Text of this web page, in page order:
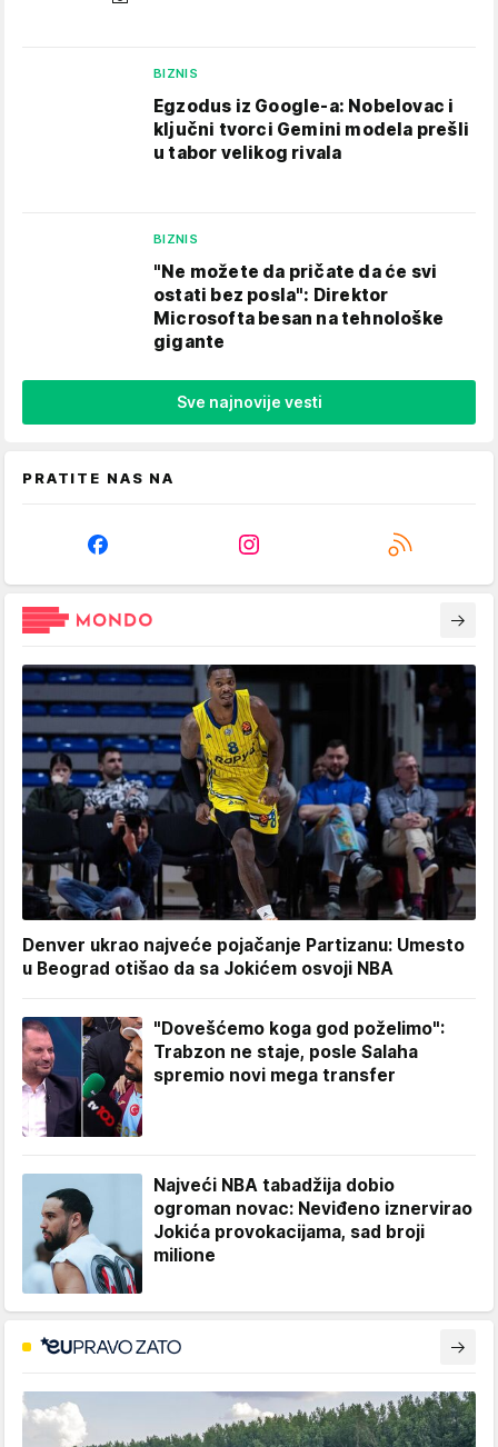
BIZNIS
Egzodus iz Google-a: Nobelovac i
ključni tvorci Gemini modela prešli
u tabor velikog rivala
BIZNIS
"Ne možete da pričate da će svi
ostati bez posla": Direktor
Microsofta besan na tehnološke
gigante
Sve najnovije vesti
PRATITE NAS NA
Denver ukrao najveće pojačanje Partizanu: Umesto
u Beograd otišao da sa Jokićem osvoji NBA
"Dovešćemo koga god poželimo":
Trabzon ne staje, posle Salaha
spremio novi mega transfer
Najveći NBA tabadžija dobio
ogroman novac: Neviđeno iznervirao
Jokića provokacijama, sad broji
milione